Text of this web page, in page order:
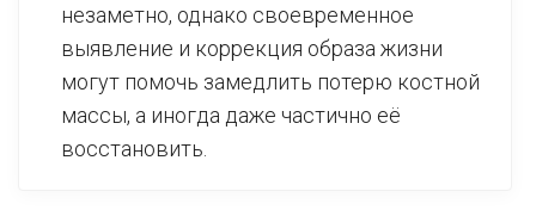
незаметно, однако своевременное
выявление и коррекция образа жизни
могут помочь замедлить потерю костной
массы, а иногда даже частично её
восстановить.